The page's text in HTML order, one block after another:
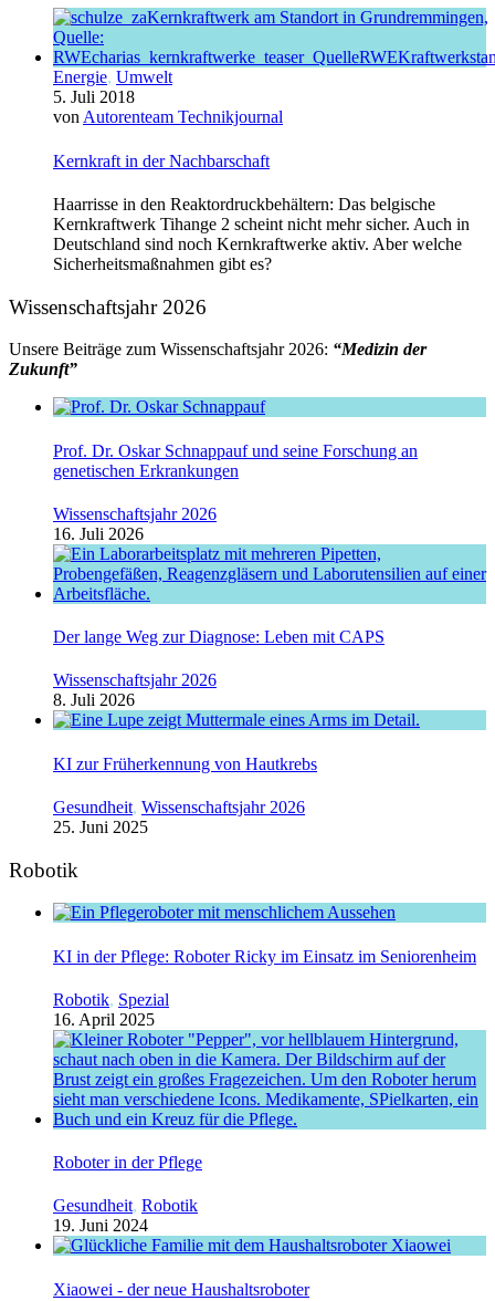
Energie, Umwelt
5. Juli 2018
von Autorenteam Technikjournal
Kernkraft in der Nachbarschaft
Haarrisse in den Reaktordruckbehältern: Das belgische
Kernkraftwerk Tihange 2 scheint nicht mehr sicher. Auch in
Deutschland sind noch Kernkraftwerke aktiv. Aber welche
Sicherheitsmaßnahmen gibt es?
Wissenschaftsjahr 2026
Unsere Beiträge zum Wissenschaftsjahr 2026: “Medizin der
Zukunft”
Prof. Dr. Oskar Schnappauf und seine Forschung an
genetischen Erkrankungen
Wissenschaftsjahr 2026
16. Juli 2026
Der lange Weg zur Diagnose: Leben mit CAPS
Wissenschaftsjahr 2026
8. Juli 2026
KI zur Früherkennung von Hautkrebs
Gesundheit, Wissenschaftsjahr 2026
25. Juni 2025
Robotik
KI in der Pflege: Roboter Ricky im Einsatz im Seniorenheim
Robotik, Spezial
16. April 2025
Roboter in der Pflege
Gesundheit, Robotik
19. Juni 2024
Xiaowei - der neue Haushaltsroboter